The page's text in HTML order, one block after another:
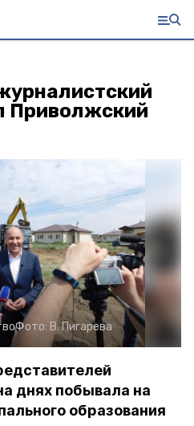
Приволжский
Фото: В. Пигарева
днях побывала на
образования